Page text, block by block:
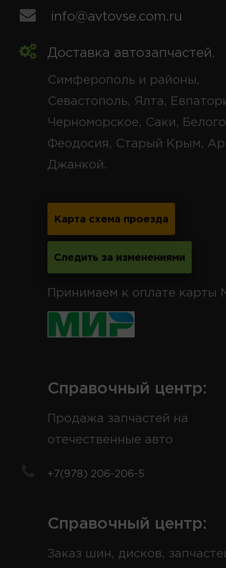
info@avtovse.com.ru
Доставка автозапчастей,
Симферополь и районы,
Севастополь, Ялта,
Черноморское, Саки,
Феодосия, Старый Крым,
Джанкой.
Карта схема проезда
Следить за изменениями
Принимаем к оплате карты
Справочный центр:
Продажа запчастей на
отечественные авто
+7(978) 206-206-5
Справочный центр:
Заказ шин, дисков,